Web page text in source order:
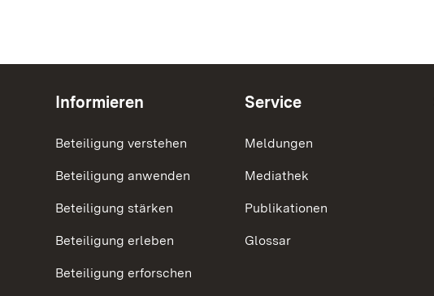
Informieren
Beteiligung verstehen
Beteiligung anwenden
Beteiligung stärken
Beteiligung erleben
Beteiligung erforschen
Service
Meldungen
Mediathek
Publikationen
Glossar